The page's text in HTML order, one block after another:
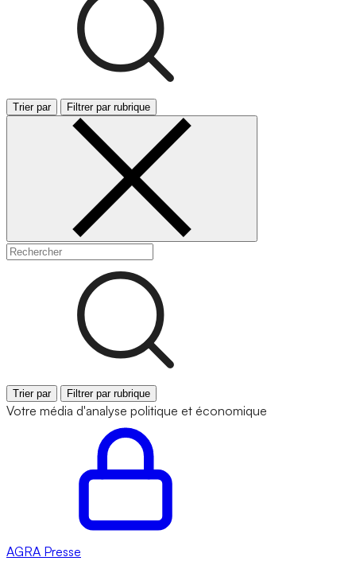
Trier par Filtrer par rubrique
Trier par Filtrer par rubrique
Votre média d'analyse politique et économique
AGRA Presse